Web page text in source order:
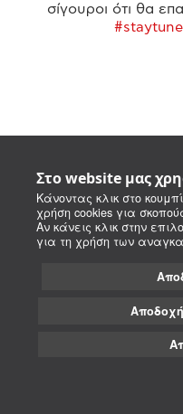
Στο website μας
Κάνοντας κλικ στο
χρήση cookies για
Αν κάνεις κλικ στην
για τη χρήση των
σίγουροι ότι θα